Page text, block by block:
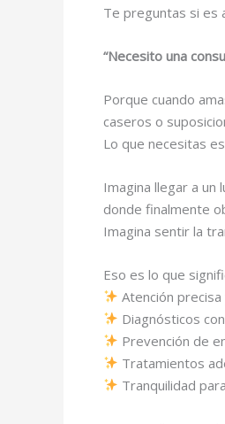
Te preguntas si es
“Necesito una
Porque cuando
caseros o
Lo que necesitas
Imagina llegar a un
donde finalmente
Imagina sentir la
Eso es lo que
Atención
Diagnósticos
Prevención de
Tratamientos
Tranquilidad